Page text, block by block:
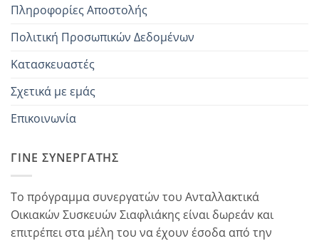
Πληροφορίες Αποστολής
Πολιτική Προσωπικών Δεδομένων
Κατασκευαστές
Σχετικά με εμάς
Επικοινωνία
ΓΊΝΕ ΣΥΝΕΡΓΆΤΗΣ
Το πρόγραμμα συνεργατών του Ανταλλακτικά
Οικιακών Συσκευών Σιαφλιάκης είναι δωρεάν και
επιτρέπει στα μέλη του να έχουν έσοδα από την